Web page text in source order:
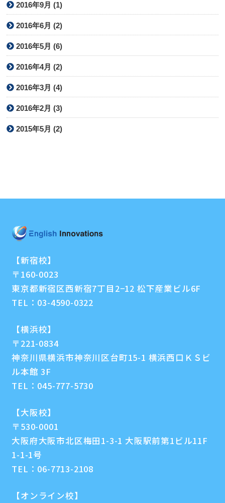
2016年9月 (1)
2016年6月 (2)
2016年5月 (6)
2016年4月 (2)
2016年3月 (4)
2016年2月 (3)
2015年5月 (2)
【新宿校】
〒160-0023
東京都新宿区西新宿7丁目2−12 松下産業ビル6F
TEL： 03-4590-0322
【横浜校】
〒221-0834
神奈川県横浜市神奈川区台町15-1 横浜西口ＫＳビ
ル本館 3F
TEL： 045-777-5730
【大阪校】
〒530-0001
大阪府大阪市北区梅田1-3-1 大阪駅前第1ビル11F
1-1-1号
TEL： 06-7713-2108
【オンライン校】